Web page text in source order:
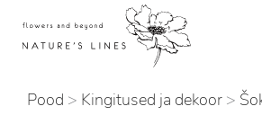
content
Pood > Kingitused ja dekoor >